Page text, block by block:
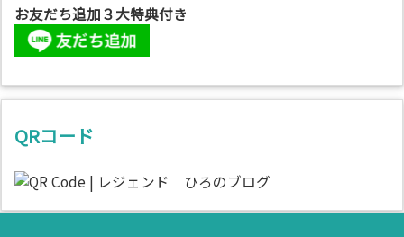
お友だち追加３大特典付き
QRコード